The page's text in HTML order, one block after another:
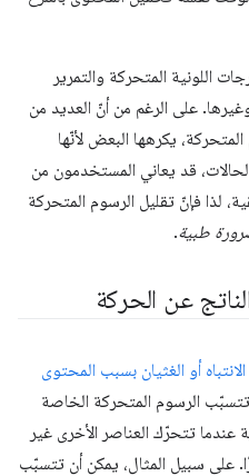
اللونية المتحركة والتمرير
على الرغم من أنّ العديد من
يكرهها البعض لأنّها
قد يعاني المستخدمون من
لذا فإنّ تقليل الرسوم المتحركة
طبية.
عن الحركة
أو الغثيان بسبب المحتوى
الرسوم المتحركة الخاصة
تتحرّك العناصر الأخرى غير
على سبيل المثال، يمكن أن تتسبّب